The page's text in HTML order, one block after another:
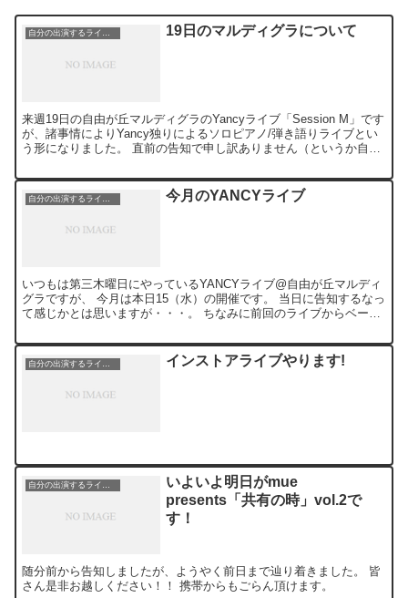
自分の出演するライブ情報 19日のマルディグラについて
来週19日の自由が丘マルディグラのYancyライブ「Session M」です
が、諸事情によりYancy独りによるソロピアノ/弾き語りライブとい
う形になりました。 直前の告知で申し訳ありません（というか自分
今月のYANCYライブ
いつもは第三木曜日にやっているYANCYライブ@自由が丘マルディ
グラですが、 今月は本日15（水）の開催です。 当日に告知するなっ
て感じかとは思いますが・・・。 ちなみに前回のライブからベース
インストアライブやります!
いよいよ明日がmue
presents「共有の時」vol.2で
す！
随分前から告知しましたが、ようやく前日まで辿り着きました。 皆
さん是非お越しください！！ 携帯からもごらん頂けます。